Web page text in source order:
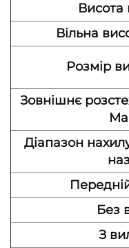
Висота
Вільна
Розмір
Зовнішнє
Діапазон
Без
З